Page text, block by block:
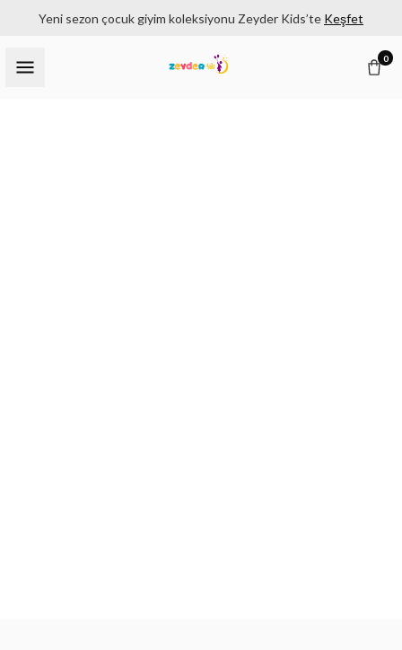
Yeni sezon çocuk giyim koleksiyonu Zeyder Kids’te Keşfet
0